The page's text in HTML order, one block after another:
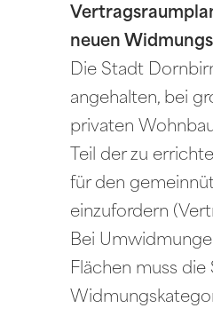
neuen
Die Stadt
angehalten, bei
privaten
Teil der zu
für den
einzufordern
Bei
Flächen muss